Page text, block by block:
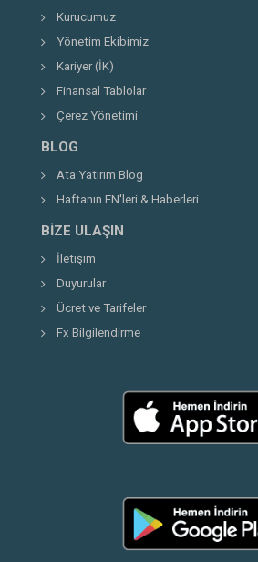
Kurucumuz
Yönetim Ekibimiz
Kariyer (İK)
Finansal Tablolar
Çerez Yönetimi
BLOG
Ata Yatırım Blog
Haftanın EN'leri & Haberleri
BIZE ULAŞIN
İletişim
Duyurular
Ücret ve Tarifeler
Fx Bilgilendirme